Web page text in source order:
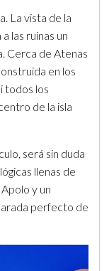
La vista de la
las ruinas un
Cerca de Atenas
en los
todos los
de la isla
será sin duda
llenas de
y un
perfecto de